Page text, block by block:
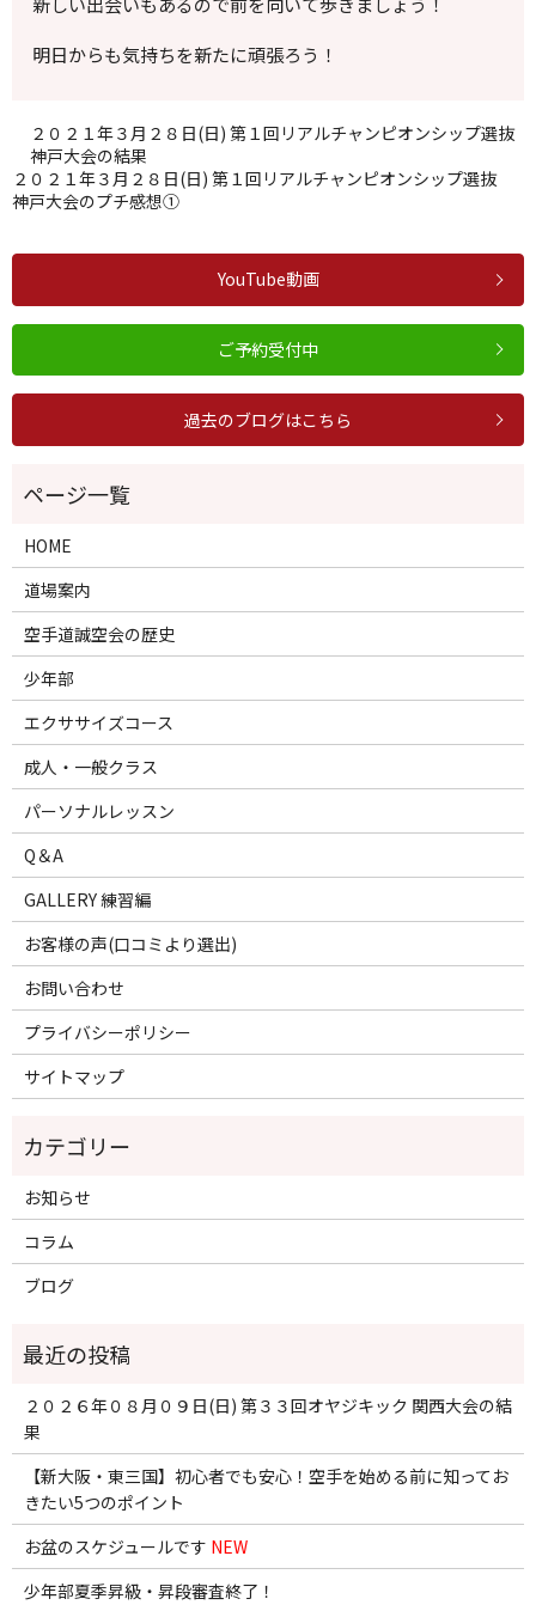
明日からも気持ちを新たに頑張ろう！
２０２１年３月２８日(日) 第１回リアルチャンピオンシップ選抜
神戸大会の結果
２０２１年３月２８日(日) 第１回リアルチャンピオンシップ選抜
神戸大会のプチ感想①
YouTube動画
ご予約受付中
過去のブログはこちら
HOME
道場案内
空手道誠空会の歴史
少年部
エクササイズコース
成人・一般クラス
パーソナルレッスン
Q＆A
GALLERY 練習編
お客様の声(口コミより選出)
お問い合わせ
プライバシーポリシー
サイトマップ
お知らせ
コラム
ブログ
２０２６年０８月０９日(日) 第３３回オヤジキック 関西大会の結
果
【新大阪・東三国】初心者でも安心！空手を始める前に知ってお
きたい5つのポイント
お盆のスケジュールです NEW
少年部夏季昇級・昇段審査終了！